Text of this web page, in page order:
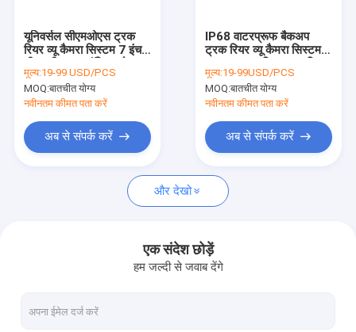
संपर्क करें
समाचार
एक उद्धरण की विनती करे
रैखिक एक्ट्यूएटर नियंत्रक
हैवी ड्यूटी लीनियर एक्चुएटर्स
लिफ्टिंग कॉलम एक्ट्यूएटर
यूनिवर्सल सीएमओएस ट्रक
रियर व्यू कैमरा सिस्टम 7 इंच
कैमरा
मूल्य:19-99 USD/PCS
MOQ:बातचीत योग्य
नवीनतम कीमत पता करें
अब से संपर्क करें
IP68 वाटरप्रूफ बैकअप
ट्रक रियर व्यू कैमरा सिस्टम
मूल्य:19-99USD/PCS
MOQ:बातचीत योग्य
नवीनतम कीमत पता करें
अब से संपर्क करें
और देखो
एक संदेश छोड़ें
हम जल्दी से जवाब देंगे